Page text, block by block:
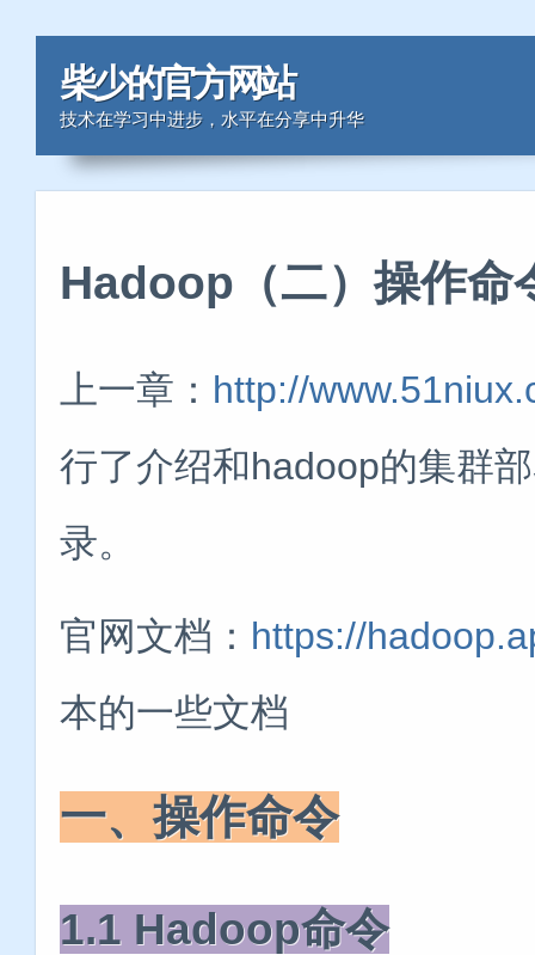
柴少的官方网站
技术在学习中进步，水平在分享中升华
Hadoop（二）操作命
上一章： http://
行了介绍和hadoop的集群
录。
官网文档： https://
本的一些文档
一、操作命令
1.1 Hadoop命令